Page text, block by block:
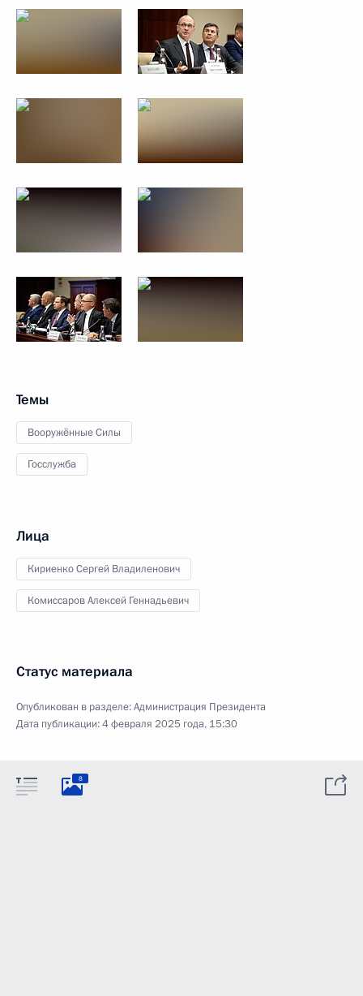
Темы
Вооружённые Силы
Госслужба
Лица
Кириенко Сергей Владиленович
Комиссаров Алексей Геннадьевич
Статус материала
Опубликован в разделе:Администрация Президента
Дата публикации:4 февраля 2025 года, 15:30
8